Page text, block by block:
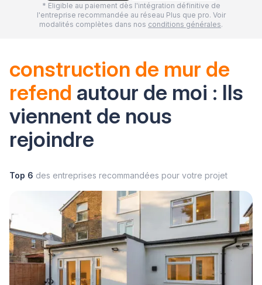
* Eligible au paiement dès l'intégration définitive de
l'entreprise recommandée au réseau Plus que pro. Voir
modalités complètes dans nos conditions générales.
construction de mur de
refend autour de moi : Ils
viennent de nous
rejoindre
Top 6 des entreprises recommandées pour votre projet